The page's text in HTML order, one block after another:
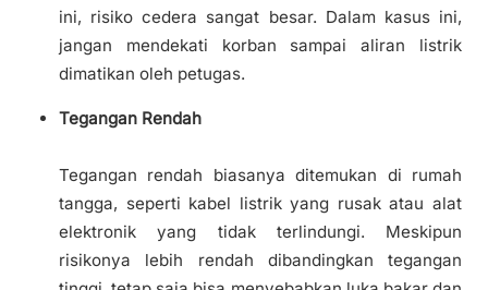
ini, risiko cedera sangat besar. Dalam kasus ini,
jangan mendekati korban sampai aliran listrik
dimatikan oleh petugas.
Tegangan Rendah
Tegangan rendah biasanya ditemukan di rumah
tangga, seperti kabel listrik yang rusak atau alat
elektronik yang tidak terlindungi. Meskipun
risikonya lebih rendah dibandingkan tegangan